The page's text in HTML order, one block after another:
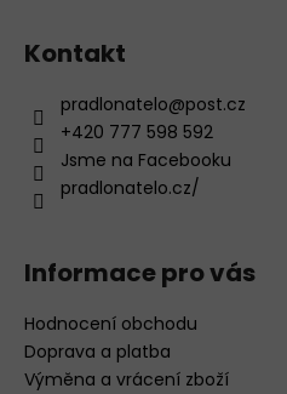
Kontakt
pradlonatelo@post.cz
+420 777 598 592
Jsme na Facebooku
pradlonatelo.cz/
Informace pro vás
Hodnocení obchodu
Doprava a platba
Výměna a vrácení zboží